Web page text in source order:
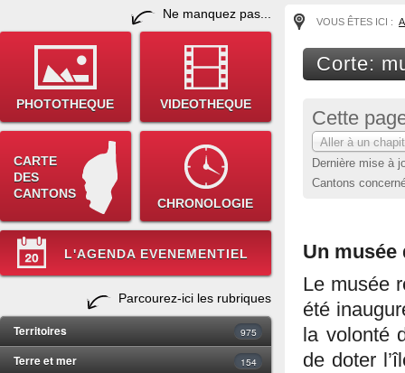
Ne manquez pas...
PHOTOTHEQUE VIDEOTHEQUE
CARTE
DES
CANTONS
CHRONOLOGIE
L'AGENDA EVENEMENTIEL
Parcourez-ici les rubriques
Territoires 975
Terre et mer 154
VOUS ÊTES ICI :
Corte:
Cette
Aller à un
Dernière mise à
Cantons
Un musée
Le musée
été
la volonté
de doter